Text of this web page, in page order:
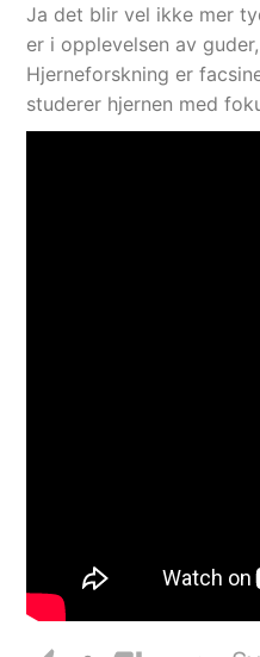
Ja det blir vel ikke mer
er i opplevelsen av
Hjerneforskning er
studerer hjernen med